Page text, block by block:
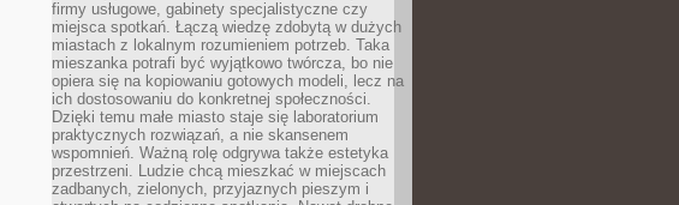
firmy usługowe, gabinety specjalistyczne czy
miejsca spotkań. Łączą wiedzę zdobytą w dużych
miastach z lokalnym rozumieniem potrzeb. Taka
mieszanka potrafi być wyjątkowo twórcza, bo nie
opiera się na kopiowaniu gotowych modeli, lecz na
ich dostosowaniu do konkretnej społeczności.
Dzięki temu małe miasto staje się laboratorium
praktycznych rozwiązań, a nie skansenem
wspomnień. Ważną rolę odgrywa także estetyka
przestrzeni. Ludzie chcą mieszkać w miejscach
zadbanych, zielonych, przyjaznych pieszym i